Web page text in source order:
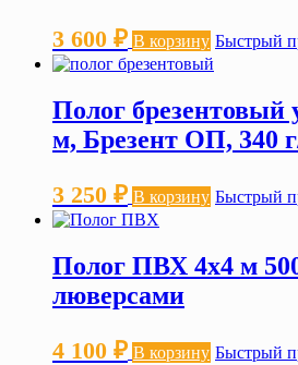
3 600 ₽ В корзину Быстрый
Полог брезентовый
м, Брезент ОП, 340
3 250 ₽ В корзину Быстрый
Полог ПВХ 4х4 м
люверсами
4 100 ₽ В корзину Быстрый